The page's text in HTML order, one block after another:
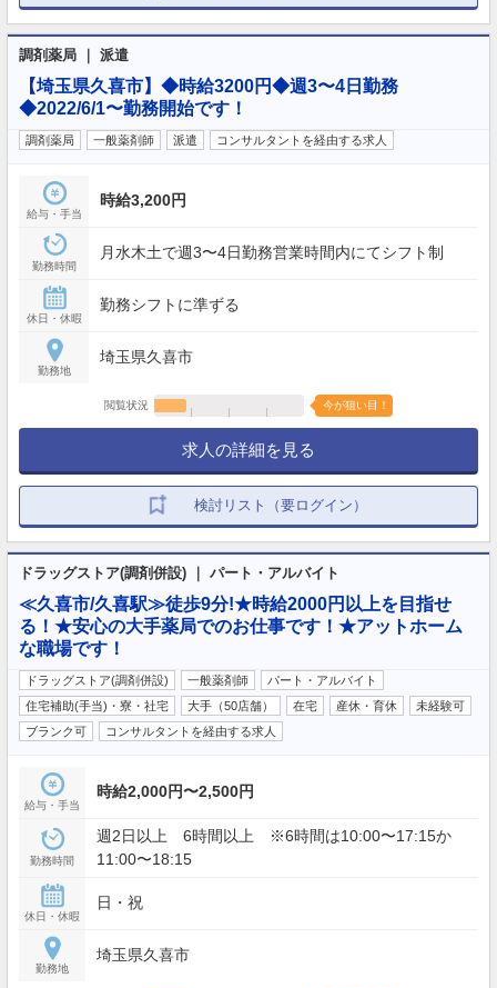
調剤薬局 ｜ 派遣
【埼玉県久喜市】◆時給3200円◆週3〜4日勤務
◆2022/6/1〜勤務開始です！
調剤薬局 一般薬剤師 派遣 コンサルタントを経由する求人
給与・手当
時給3,200円
勤務時間
月水木土で週3〜4日勤務営業時間内にてシフト制
休日・休暇
勤務シフトに準ずる
勤務地
埼玉県久喜市
閲覧状況 今が狙い目！
求人の詳細を見る
検討リスト（要ログイン）
ドラッグストア(調剤併設) ｜ パート・アルバイト
≪久喜市/久喜駅≫徒歩9分!★時給2000円以上を目指せ
る！★安心の大手薬局でのお仕事です！★アットホーム
な職場です！
ドラッグストア(調剤併設) 一般薬剤師
パート・アルバイト
住宅補助(手当)・寮・社宅
大手（50店舗） 在宅 産休・育休
未経験可
ブランク可
コンサルタントを経由する求人
給与・手当
時給2,000円〜2,500円
勤務時間
週2日以上 6時間以上 ※6時間は10:00〜17:15か
11:00〜18:15
休日・休暇
日・祝
勤務地
埼玉県久喜市